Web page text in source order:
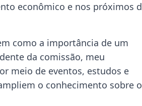
econômico e nos próximos
como a importância de um
da comissão, meu
meio de eventos, estudos e
o conhecimento sobre o